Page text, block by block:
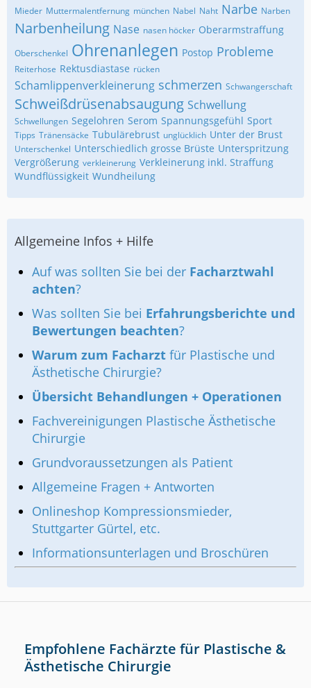
Mieder Muttermalentfernung münchen Nabel Naht Narbe Narben
Narbenheilung Nase nasen höcker Oberarmstraffung
Oberschenkel Ohrenanlegen Postop Probleme
Reiterhose Rektusdiastase rücken
Schamlippenverkleinerung schmerzen Schwangerschaft
Schweißdrüsenabsaugung Schwellung
Schwellungen Segelohren Serom Spannungsgefühl Sport
Tipps Tränensäcke Tubulärebrust unglücklich Unter der Brust
Unterschenkel Unterschiedlich grosse Brüste Unterspritzung
Vergrößerung verkleinerung Verkleinerung inkl. Straffung
Wundflüssigkeit Wundheilung
Allgemeine Infos + Hilfe
Auf was sollten Sie bei der Facharztwahl
achten?
Was sollten Sie bei Erfahrungsberichte und
Bewertungen beachten?
Warum zum Facharzt für Plastische und
Ästhetische Chirurgie?
Übersicht Behandlungen + Operationen
Fachvereinigungen Plastische Ästhetische
Chirurgie
Grundvoraussetzungen als Patient
Allgemeine Fragen + Antworten
Onlineshop Kompressionsmieder,
Stuttgarter Gürtel, etc.
Informationsunterlagen und Broschüren
Empfohlene Fachärzte für Plastische &
Ästhetische Chirurgie